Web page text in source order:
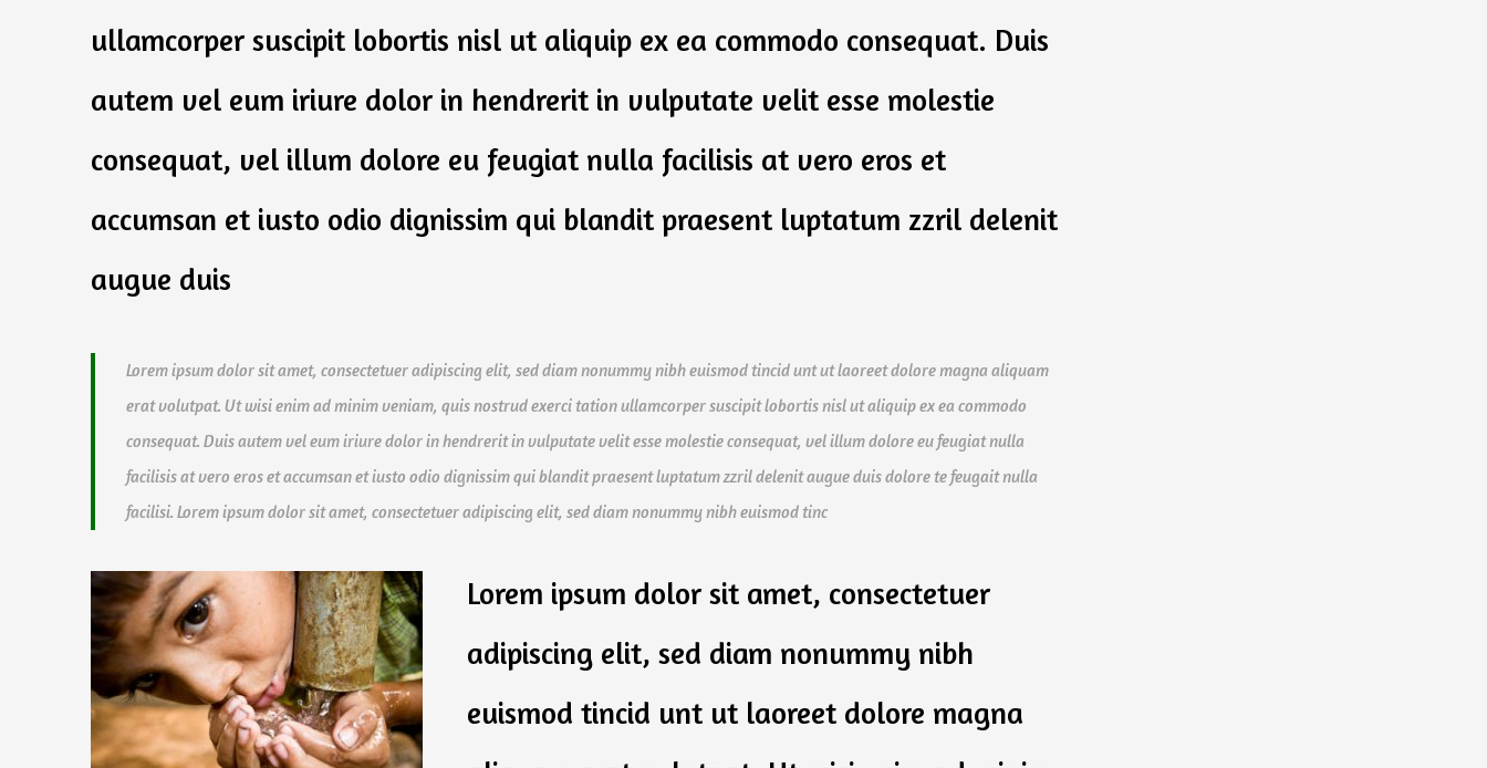
ullamcorper suscipit lobortis nisl ut aliquip ex ea commodo consequat. Duis
autem vel eum iriure dolor in hendrerit in vulputate velit esse molestie
consequat, vel illum dolore eu feugiat nulla facilisis at vero eros et
accumsan et iusto odio dignissim qui blandit praesent luptatum zzril delenit
augue duis
Lorem ipsum dolor sit amet, consectetuer adipiscing elit, sed diam nonummy nibh euismod tincid unt ut laoreet dolore magna aliquam
erat volutpat. Ut wisi enim ad minim veniam, quis nostrud exerci tation ullamcorper suscipit lobortis nisl ut aliquip ex ea commodo
consequat. Duis autem vel eum iriure dolor in hendrerit in vulputate velit esse molestie consequat, vel illum dolore eu feugiat nulla
facilisis at vero eros et accumsan et iusto odio dignissim qui blandit praesent luptatum zzril delenit augue duis dolore te feugait nulla
facilisi. Lorem ipsum dolor sit amet, consectetuer adipiscing elit, sed diam nonummy nibh euismod tinc
Lorem ipsum dolor sit amet, consectetuer
adipiscing elit, sed diam nonummy nibh
euismod tincid unt ut laoreet dolore magna